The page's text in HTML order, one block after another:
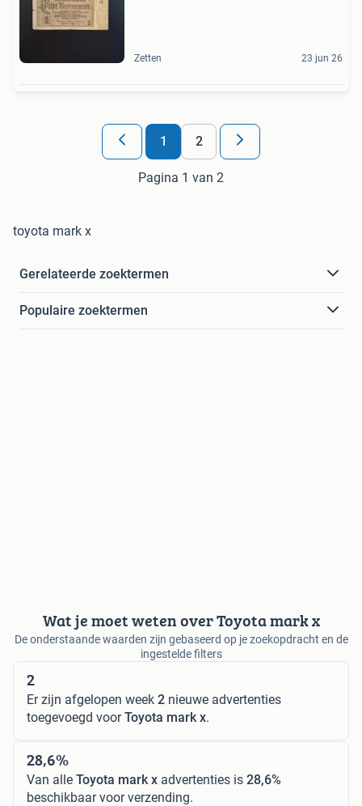
Zetten 23 jun 26
1 2
Pagina 1 van 2
toyota mark x
Gerelateerde zoektermen
Populaire zoektermen
Wat je moet weten over Toyota mark x
De onderstaande waarden zijn gebaseerd op je zoekopdracht en de
ingestelde filters
2
Er zijn afgelopen week 2 nieuwe advertenties
toegevoegd voorToyota mark x.
28,6%
Van alle Toyota mark x advertenties is 28,6%
beschikbaar voor verzending.